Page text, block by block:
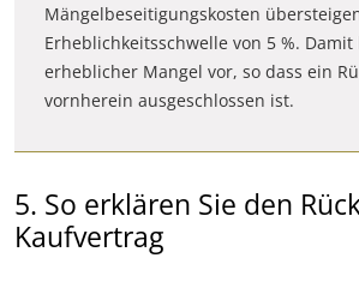
Mängelbeseitigungskosten
Erheblichkeitsschwelle von 5 %.
erheblicher Mangel vor, so dass ein
vornherein ausgeschlossen ist.
5. So erklären Sie den
Kaufvertrag